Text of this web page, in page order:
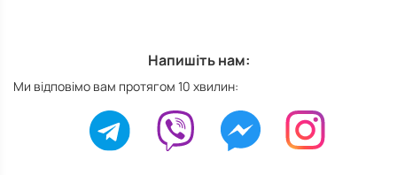
Напишіть нам:
Ми відповімо вам протягом 10 хвилин: